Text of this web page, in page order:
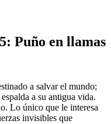
Puño en llamas
a salvar el mundo;
a su antigua vida.
Lo único que le interesa
invisibles que